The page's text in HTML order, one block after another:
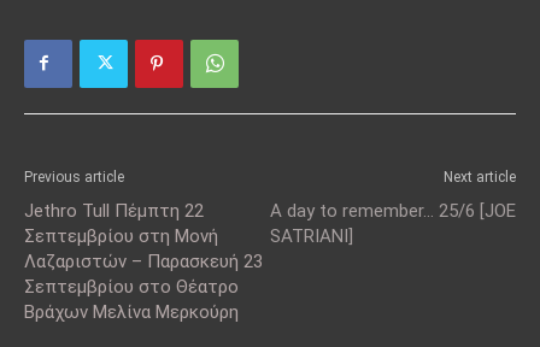
Previous article
Jethro Tull Πέμπτη 22
Σεπτεμβρίου στη Μονή
Λαζαριστών – Παρασκευή 23
Σεπτεμβρίου στο Θέατρο
Βράχων Μελίνα Μερκούρη
Next article
A day to remember… 25/6 [JOE
SATRIANI]